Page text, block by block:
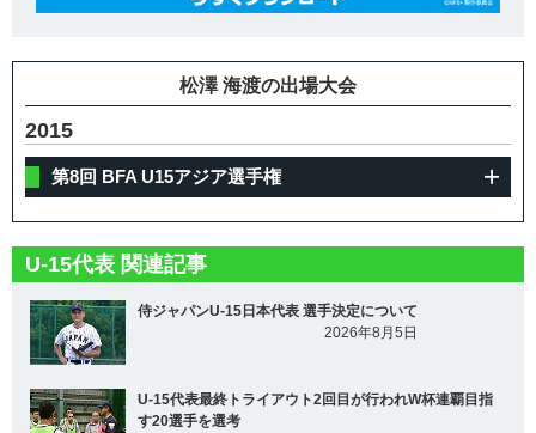
松澤 海渡の出場大会
2015
第8回 BFA U15アジア選手権
U-15代表 関連記事
侍ジャパンU-15日本代表 選手決定について
2026年8月5日
U-15代表最終トライアウト2回目が行われW杯連覇目指
す20選手を選考